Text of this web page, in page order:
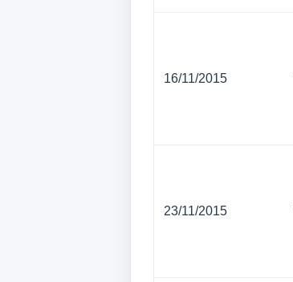
16/11/2015
23/11/2015